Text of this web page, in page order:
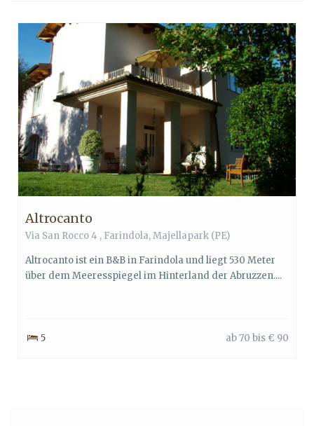
Altrocanto
Via San Rocco 4 , Farindola,Majellapark (PE)
Altrocanto ist ein B&B in Farindola und liegt 530 Meter
über dem Meeresspiegel im Hinterland der Abruzzen....
5 ab 70 bis € 90